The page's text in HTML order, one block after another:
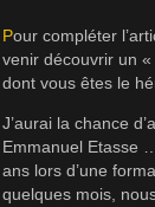
Pour compléter
venir découvrir un
dont vous êtes le
J’aurai la chance
Emmanuel Etasse
ans lors d’une
quelques mois,